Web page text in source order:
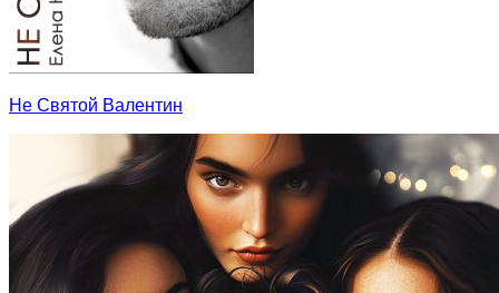
Не Святой Валентин